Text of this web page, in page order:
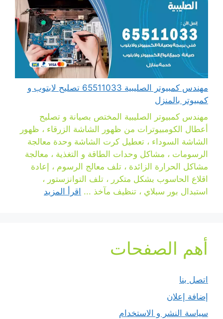
مهندس كمبيوتر الصليبية 65511033 تصليح لابتوب و
كمبيوتر بالمنزل
مهندس كمبيوتر الصليبية المختص بصيانة و تصليح
أعطال الكومبيوترات من ظهور الشاشة الزرقاء ، ظهور
الشاشة السوداء ، تعطيل كرت الشاشة وحدة معالجة
الرسومات ، مشاكل وحدات الطاقة و التغذية ، معالجة
مشاكل الحرارة الزائدة ، تلف معالج الرسوم ، إعادة
اقلاع الحاسوب بشكل متكرر ، تلف التوانزستور ،
استبدال بور سبلاي ، تنظيف مآخذ ... اقرأ المزيد
أهم الصفحات
اتصل بنا
إضافة إعلان
سياسة النشر و الاستخدام